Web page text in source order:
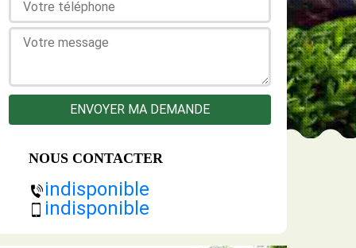
NOUS CONTACTER
indisponible
indisponible